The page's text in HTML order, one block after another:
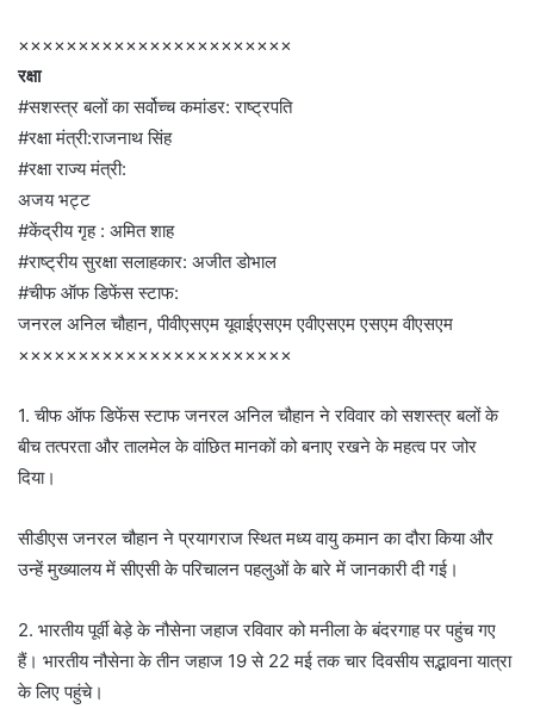
×××××××××××××××××××××××
रक्षा
#सशस्त्र बलों का सर्वोच्च कमांडर: राष्ट्रपति
#रक्षा मंत्री:राजनाथ सिंह
#रक्षा राज्य मंत्री:
अजय भट्ट
#केंद्रीय गृह : अमित शाह
#राष्ट्रीय सुरक्षा सलाहकार: अजीत डोभाल
#चीफ ऑफ डिफेंस स्टाफ:
जनरल अनिल चौहान, पीवीएसएम यूवाईएसएम एवीएसएम एसएम वीएसएम
×××××××××××××××××××××××
1. चीफ ऑफ डिफेंस स्टाफ जनरल अनिल चौहान ने रविवार को सशस्त्र बलों के
बीच तत्परता और तालमेल के वांछित मानकों को बनाए रखने के महत्व पर जोर
दिया।
सीडीएस जनरल चौहान ने प्रयागराज स्थित मध्य वायु कमान का दौरा किया और
उन्हें मुख्यालय में सीएसी के परिचालन पहलुओं के बारे में जानकारी दी गई।
2. भारतीय पूर्वी बेड़े के नौसेना जहाज रविवार को मनीला के बंदरगाह पर पहुंच गए
हैं। भारतीय नौसेना के तीन जहाज 19 से 22 मई तक चार दिवसीय सद्भावना यात्रा
के लिए पहुंचे।